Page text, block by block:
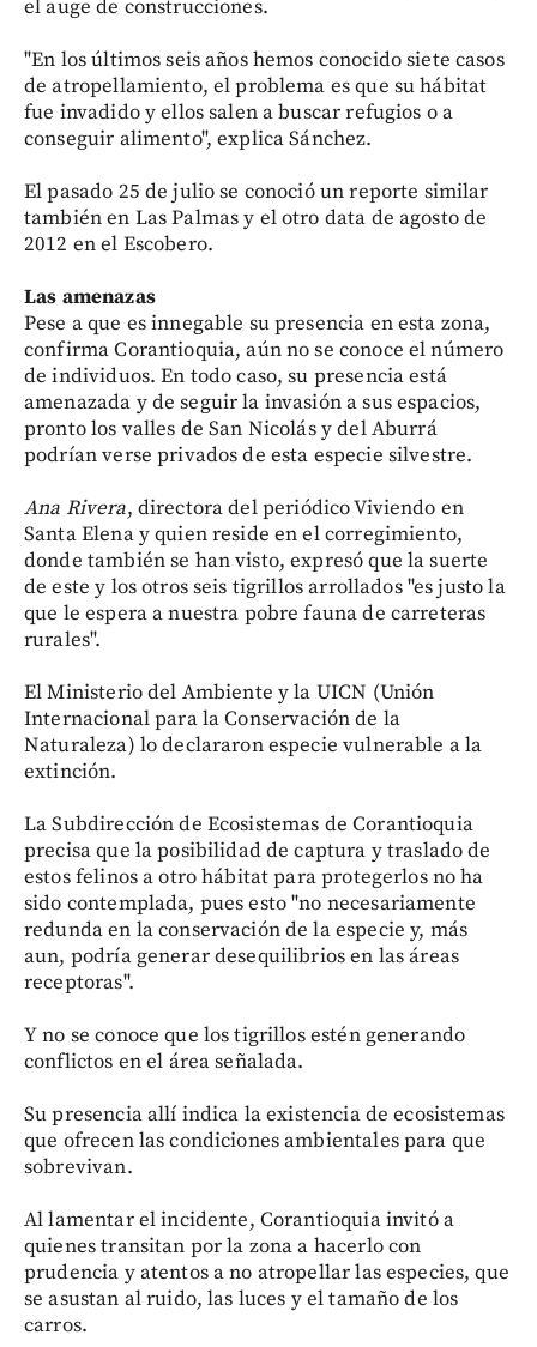
el auge de construcciones.
"En los últimos seis años hemos conocido siete casos
de atropellamiento, el problema es que su hábitat
fue invadido y ellos salen a buscar refugios o a
conseguir alimento", explica Sánchez.
El pasado 25 de julio se conoció un reporte similar
también en Las Palmas y el otro data de agosto de
2012 en el Escobero.
Las amenazas
Pese a que es innegable su presencia en esta zona,
confirma Corantioquia, aún no se conoce el número
de individuos. En todo caso, su presencia está
amenazada y de seguir la invasión a sus espacios,
pronto los valles de San Nicolás y del Aburrá
podrían verse privados de esta especie silvestre.
Ana Rivera, directora del periódico Viviendo en
Santa Elena y quien reside en el corregimiento,
donde también se han visto, expresó que la suerte
de este y los otros seis tigrillos arrollados "es justo la
que le espera a nuestra pobre fauna de carreteras
rurales".
El Ministerio del Ambiente y la UICN (Unión
Internacional para la Conservación de la
Naturaleza) lo declararon especie vulnerable a la
extinción.
La Subdirección de Ecosistemas de Corantioquia
precisa que la posibilidad de captura y traslado de
estos felinos a otro hábitat para protegerlos no ha
sido contemplada, pues esto "no necesariamente
redunda en la conservación de la especie y, más
aun, podría generar desequilibrios en las áreas
receptoras".
Y no se conoce que los tigrillos estén generando
conflictos en el área señalada.
Su presencia allí indica la existencia de ecosistemas
que ofrecen las condiciones ambientales para que
sobrevivan.
Al lamentar el incidente, Corantioquia invitó a
quienes transitan por la zona a hacerlo con
prudencia y atentos a no atropellar las especies, que
se asustan al ruido, las luces y el tamaño de los
carros.